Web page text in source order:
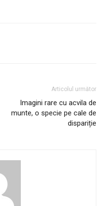
Articolul următor
Imagini rare cu acvila de
munte, o specie pe cale de
dispariție